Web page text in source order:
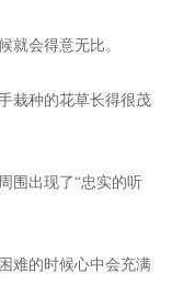
就会得意无比。
栽种的花草长得很茂
围出现了“忠实的听
难的时候心中会充满